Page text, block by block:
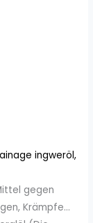
ingweröl,
gegen
Krämpfe...